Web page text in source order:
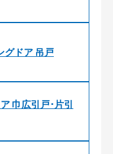
ドア 吊戸
巾広引戸･片引